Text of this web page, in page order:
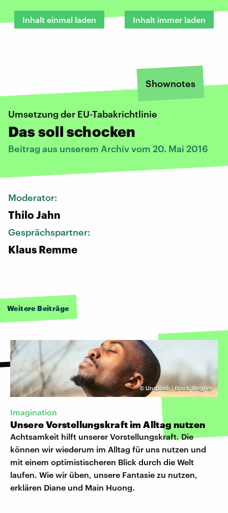
Inhalt einmal laden Inhalt immer laden
Shownotes
Umsetzung der EU-Tabakrichtlinie
Das soll schocken
Beitrag aus unserem Archiv vom 20. Mai 2016
Moderator:
Thilo Jahn
Gesprächspartner:
Klaus Remme
Weitere Beiträge
© Unsplash | Brock Wegner
Imagination
Unsere Vorstellungskraft im Alltag nutzen
Achtsamkeit hilft unserer Vorstellungskraft. Die
können wir wiederum im Alltag für uns nutzen und
mit einem optimistischeren Blick durch die Welt
laufen. Wie wir üben, unsere Fantasie zu nutzen,
erklären Diane und Main Huong.